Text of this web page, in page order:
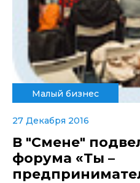
Малый бизнес
27 Декабря 2016
В "Смене"
форума «Ты –